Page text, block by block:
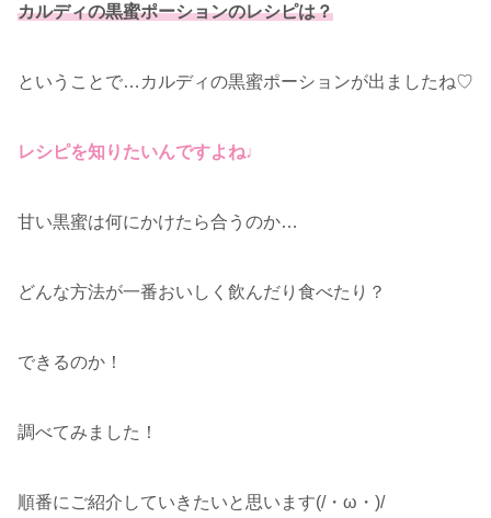
カルディの黒蜜ポーションのレシピは？
ということで…カルディの黒蜜ポーションが出ましたね♡
レシピを知りたいんですよね♩
甘い黒蜜は何にかけたら合うのか…
どんな方法が一番おいしく飲んだり食べたり？
できるのか！
調べてみました！
順番にご紹介していきたいと思います(/・ω・)/